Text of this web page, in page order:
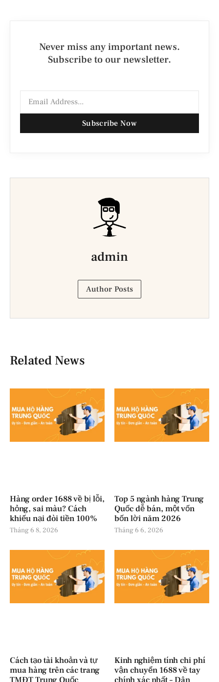
Never miss any important news.
Subscribe to our newsletter.
Subscribe Now
admin
Author Posts
Related News
Hàng order 1688 về bị lỗi,
hỏng, sai màu? Cách
khiếu nại đòi tiền 100%
Tháng 6 8, 2026
Top 5 ngành hàng Trung
Quốc dễ bán, một vốn
bốn lời năm 2026
Tháng 6 6, 2026
Cách tạo tài khoản và tự
mua hàng trên các trang
Kinh nghiệm tính chi phí
vận chuyển 1688 về tay